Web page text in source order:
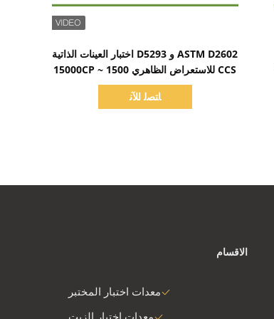
ASTM D2602 و D5293 اختبار العينات الذاتية
CCS للاستعراض الظاهري 1500 ~ 15000CP
ﺎﺘﺼﻟ ﺍﻶﻧ
الاقسام
معدات اختبار المختبر
معدات اختبار الزيت